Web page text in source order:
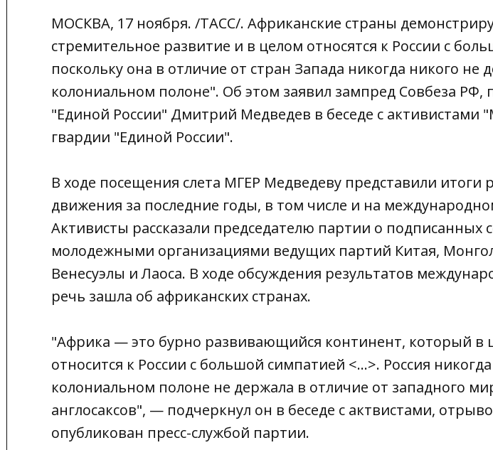
МОСКВА, 17 ноября. /ТАСС/. Африканские страны
стремительное развитие и в целом относятся к России с
поскольку она в отличие от стран Запада никогда никого не
колониальном полоне". Об этом заявил зампред Совбеза РФ,
"Единой России" Дмитрий Медведев в беседе с активистами
гвардии "Единой России".
В ходе посещения слета МГЕР Медведеву представили итоги
движения за последние годы, в том числе и на
Активисты рассказали председателю партии о подписанных
молодежными организациями ведущих партий Китая,
Венесуэлы и Лаоса. В ходе обсуждения результатов
речь зашла об африканских странах.
"Африка — это бурно развивающийся континент, который в
относится к России с большой симпатией <…>. Россия
колониальном полоне не держала в отличие от западного
англосаксов", — подчеркнул он в беседе с актвистами,
опубликован пресс-службой партии.